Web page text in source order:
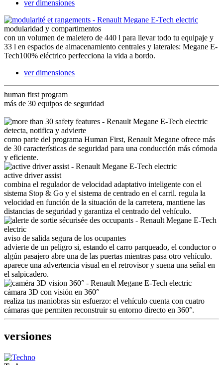
ver dimensiones
modularidad y compartimentos
con un volumen de maletero de 440 l para llevar todo tu equipaje y
33 l en espacios de almacenamiento centrales y laterales: Megane E-
Tech100% eléctrico perfecciona la vida a bordo.
ver dimensiones
human first program
más de 30 equipos de seguridad
detecta, notifica y advierte
como parte del programa Human First, Renault Megane ofrece más
de 30 características de seguridad para una conducción más cómoda
y eficiente.
active driver assist
combina el regulador de velocidad adaptativo inteligente con el
sistema Stop & Go y el sistema de centrado en el carril. regula la
velocidad en función de la situación de la carretera, mantiene las
distancias de seguridad y garantiza el centrado del vehículo.
aviso de salida segura de los ocupantes
advierte de un peligro si, estando el carro parqueado, el conductor o
algún pasajero abre una de las puertas mientras pasa otro vehículo.
aparece una advertencia visual en el retrovisor y suena una señal en
el salpicadero.
cámara 3D con visión en 360°
realiza tus maniobras sin esfuerzo: el vehículo cuenta con cuatro
cámaras que permiten reconstruir su entorno directo en 360°.
versiones